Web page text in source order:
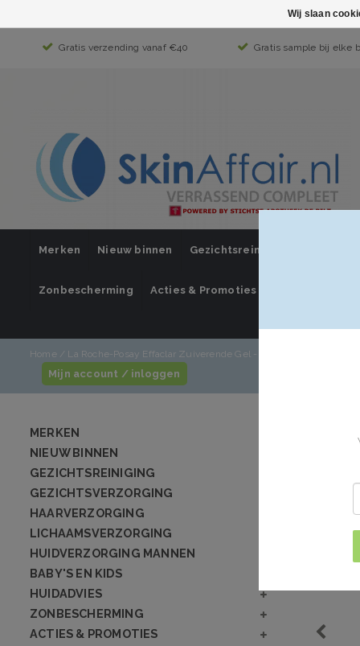
Gratis verzending vanaf €40 Gratis sample bij elke
Merken Nieuw binnen Gezichtsreiniging
Zonbescherming Acties & Promoties
Home/ La Roche-Posay Effaclar Zuiverende Gel - 400ml
Mijn account / inloggen
MERKEN
NIEUW BINNEN
GEZICHTSREINIGING
GEZICHTSVERZORGING
HAARVERZORGING
LICHAAMSVERZORGING
HUIDVERZORGING MANNEN
BABY'S EN KIDS
HUIDADVIES
ZONBESCHERMING
ACTIES & PROMOTIES
Wij slaan